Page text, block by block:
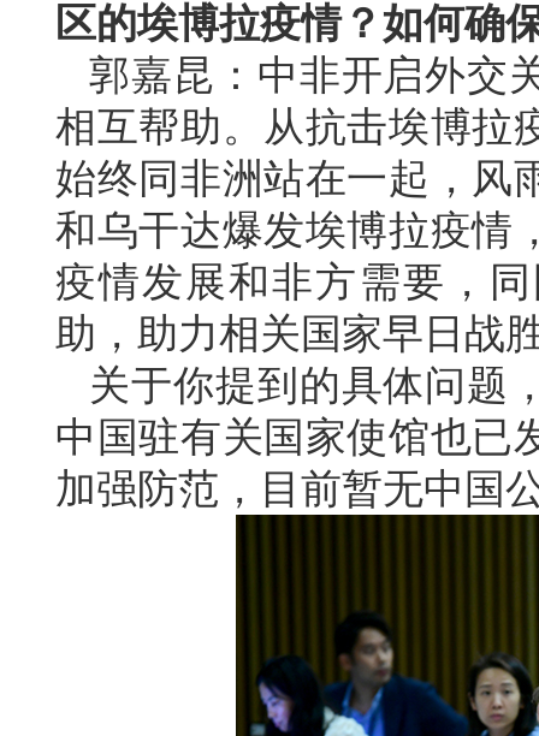
区的埃博拉疫情？如何确
郭嘉昆：中非开启外交
相互帮助。从抗击埃博拉
始终同非洲站在一起，风
和乌干达爆发埃博拉疫情
疫情发展和非方需要，
助，助力相关国家早日战
关于你提到的具体问题
中国驻有关国家使馆也已
加强防范，目前暂无中国